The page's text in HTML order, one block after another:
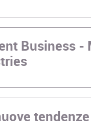
Business -